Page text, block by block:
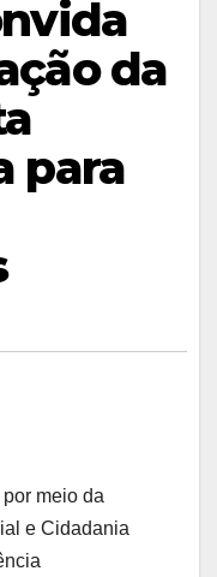
da
para
meio da
e Cidadania